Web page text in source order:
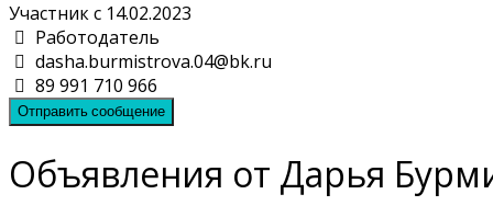
Участник с 14.02.2023
Работодатель
dasha.burmistrova.04@bk.ru
89 991 710 966
Отправить сообщение
Объявления от Дарья